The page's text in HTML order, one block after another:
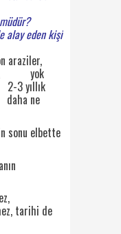
alay eden kişi
araziler,
yok
3 yıllık
ne
sonu elbette
tarihi de